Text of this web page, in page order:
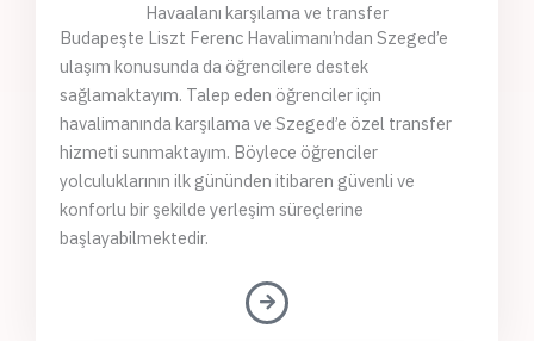
Havaalanı karşılama ve transfer
Budapeşte Liszt Ferenc Havalimanı’ndan Szeged’e
ulaşım konusunda da öğrencilere destek
sağlamaktayım. Talep eden öğrenciler için
havalimanında karşılama ve Szeged’e özel transfer
hizmeti sunmaktayım. Böylece öğrenciler
yolculuklarının ilk gününden itibaren güvenli ve
konforlu bir şekilde yerleşim süreçlerine
başlayabilmektedir.